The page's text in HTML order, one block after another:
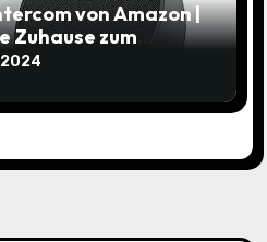
von Amazon |
Zuhause zum